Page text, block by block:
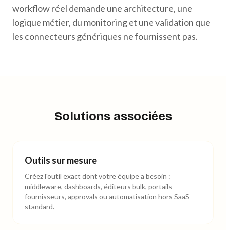
workflow réel demande une architecture, une
logique métier, du monitoring et une validation que
les connecteurs génériques ne fournissent pas.
Solutions associées
Outils sur mesure
Créez l'outil exact dont votre équipe a besoin :
middleware, dashboards, éditeurs bulk, portails
fournisseurs, approvals ou automatisation hors SaaS
standard.